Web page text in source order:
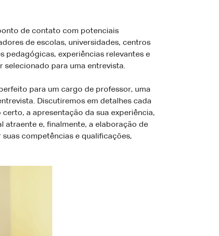
de contato com potenciais
de escolas, universidades, centros
pedagógicas, experiências relevantes e
selecionado para uma entrevista.
para um cargo de professor, uma
Discutiremos em detalhes cada
a apresentação da sua experiência,
atraente e, finalmente, a elaboração de
competências e qualificações,